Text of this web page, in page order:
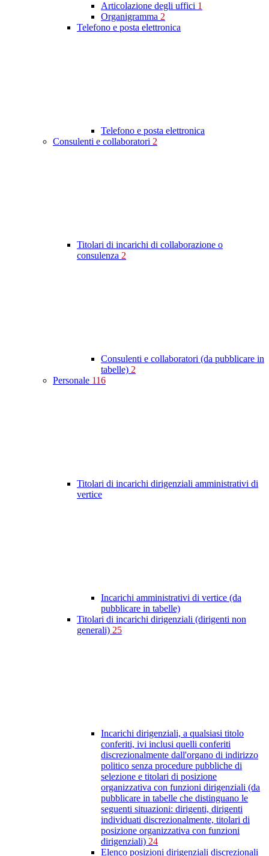
Articolazione degli uffici 1
Organigramma 2
Telefono e posta elettronica
Telefono e posta elettronica
Consulenti e collaboratori 2
Titolari di incarichi di collaborazione o
consulenza 2
Consulenti e collaboratori (da pubblicare in
tabelle) 2
Personale 116
Titolari di incarichi dirigenziali amministrativi di
vertice
Incarichi amministrativi di vertice (da
pubblicare in tabelle)
Titolari di incarichi dirigenziali (dirigenti non
generali) 25
Incarichi dirigenziali, a qualsiasi titolo
conferiti, ivi inclusi quelli conferiti
discrezionalmente dall'organo di indirizzo
politico senza procedure pubbliche di
selezione e titolari di posizione
organizzativa con funzioni dirigenziali (da
pubblicare in tabelle che distinguano le
seguenti situazioni: dirigenti, dirigenti
individuati discrezionalmente, titolari di
posizione organizzativa con funzioni
dirigenziali) 24
Elenco posizioni dirigenziali discrezionali